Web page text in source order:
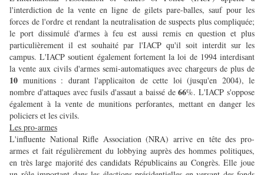
l'interdiction de la vente en ligne de gilets pare-balles, sauf pour les
forces de l'ordre et rendant la neutralisation de suspects plus compliquée;
le port dissimulé d'armes à feu est aussi remis en question et plus
particulièrement il est souhaité par l'IACP qu'il soit interdit sur les
campus. L'IACP soutient également fortement la loi de 1994 interdisant
la vente aux civils d'armes semi-automatiques avec chargeurs de plus de
10 munitions : durant l'applicaiton de cette loi (jusqu'en 2004), le
nombre d'attaques avec fusils d'assaut a baissé de66%. L'IACP s'oppose
également à la vente de munitions perforantes, mettant en danger les
policiers et les civils.
Les pro-armes
L'influente National Rifle Association (NRA) arrive en tête des pro-
armes et fait régulièrement du lobbying auprès des hommes politiques,
en très large majorité des candidats Républicains au Congrès. Elle joue